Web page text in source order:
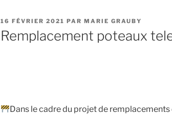
PUBLIÉ
LE
16 FÉVRIER 2021 PAR MARIE GRAUBY
Remplacement poteaux
Dans le cadre du projet de